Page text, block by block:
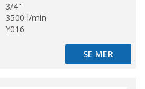
3/4"
3500 l/min
Y016
SE MER
SE MER